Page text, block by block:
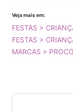
Veja mais em:
FESTAS >
FESTAS >
MARCAS >